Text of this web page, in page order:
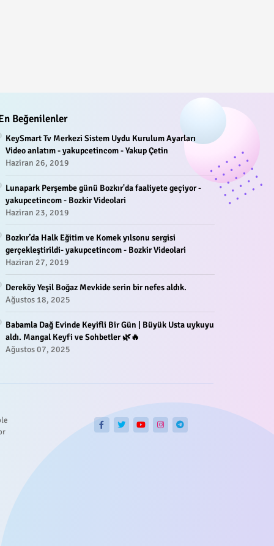
Beğenilenler
KeySmart Tv Merkezi Sistem Uydu Kurulum Ayarları
Video anlatım - yakupcetincom - Yakup Çetin
Haziran 26, 2019
Lunapark Perşembe günü Bozkır'da faaliyete geçiyor -
yakupcetincom - Bozkir Videolari
Haziran 23, 2019
Bozkır’da Halk Eğitim ve Komek yılsonu sergisi
gerçekleştirildi- yakupcetincom - Bozkir Videolari
Haziran 27, 2019
Dereköy Yeşil Boğaz Mevkide serin bir nefes aldık.
Ağustos 18, 2025
Babamla Dağ Evinde Keyifli Bir Gün | Büyük Usta uykuyu
aldı. Mangal Keyfi ve Sohbetler 🌿🔥
Ağustos 07, 2025